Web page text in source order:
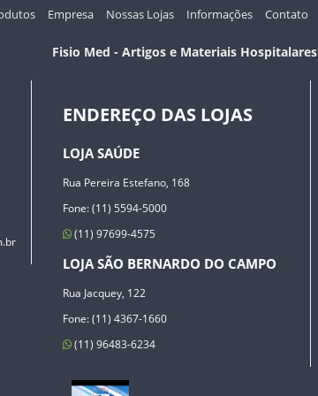
Empresa Nossas Lojas Informações Contato
Fisio Med - Artigos e Materiais Hospitalares
ENDEREÇO DAS LOJAS
LOJA SAÚDE
Rua Pereira Estefano, 168
Fone: (11) 5594-5000
(11) 97699-4575
LOJA SÃO BERNARDO DO CAMPO
Rua Jacquey, 122
Fone: (11) 4367-1660
(11) 96483-6234